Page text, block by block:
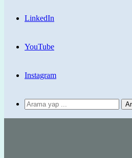
LinkedIn
YouTube
Instagram